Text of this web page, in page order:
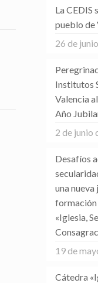
La CEDIS
pueblo de
26 de
Institutos
Valencia
Año
2 de junio
Desafíos
una
formación
«Iglesia,
19 de
Cátedra